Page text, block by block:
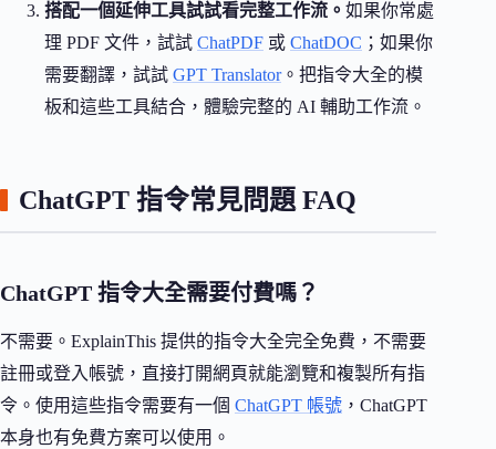
搭配一個延伸工具試試看完整工作流。 如果你常處
理 PDF 文件，試試 ChatPDF 或 ChatDOC ；如果你
需要翻譯，試試 GPT Translator。把指令大全的模
板和這些工具結合，體驗完整的 AI 輔助工作流。
ChatGPT 指令常見問題 FAQ
ChatGPT 指令大全需要付費嗎？
不需要。ExplainThis 提供的指令大全完全免費，不需要
註冊或登入帳號，直接打開網頁就能瀏覽和複製所有指
令。使用這些指令需要有一個 ChatGPT 帳號 ，ChatGPT
本身也有免費方案可以使用。